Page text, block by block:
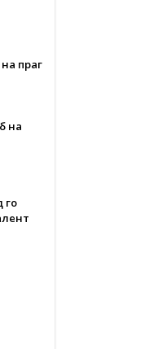
праг
на
го